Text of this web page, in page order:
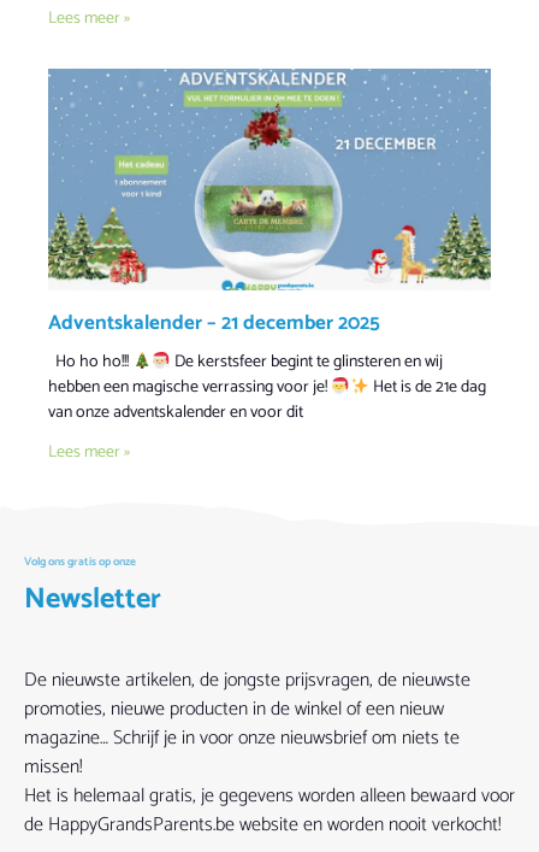
Lees meer »
Adventskalender – 21 december 2025
Ho ho ho!!!
De kerstsfeer begint te glinsteren en wij
hebben een magische verrassing voor je!
Het is de 21e dag
van onze adventskalender en voor dit
Lees meer »
Volg ons gratis op onze
Newsletter
De nieuwste artikelen, de jongste prijsvragen, de nieuwste
promoties, nieuwe producten in de winkel of een nieuw
magazine… Schrijf je in voor onze nieuwsbrief om niets te
missen!
Het is helemaal gratis, je gegevens worden alleen bewaard voor
de HappyGrandsParents.be website en worden nooit verkocht!